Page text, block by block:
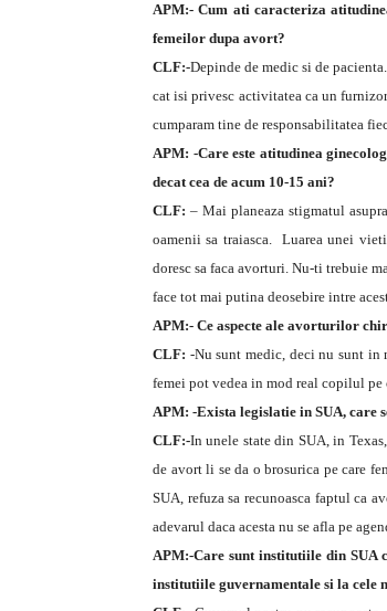
APM:- Cum ati caracteriza
femeilor dupa avort?
CLF:-Depinde de medic si de
cat isi privesc activitatea ca un
cumparam tine de responsabilitatea
APM: -Care este atitudinea
decat cea de acum 10-15 ani?
CLF: – Mai planeaza stigmatul
oamenii sa traiasca. Luarea unei
doresc sa faca avorturi. Nu-ti trebuie
face tot mai putina deosebire intre
APM:- Ce aspecte ale avorturilor
CLF: -Nu sunt medic, deci nu sunt in
femei pot vedea in mod real copilul pe
APM: -Exista legislatie in SUA, care
CLF:-In unele state din SUA, in
de avort li se da o brosurica pe care
SUA, refuza sa recunoasca faptul ca
adevarul daca acesta nu se afla pe
APM:-Care sunt institutiile din SUA
institutiile guvernamentale si la cele